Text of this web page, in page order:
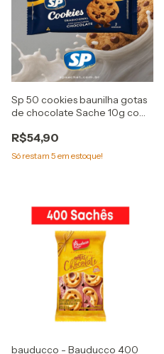
Sp 50 cookies baunilha gotas
de chocolate Sache 10g com
R$54,90
Só restam 5 em estoque!
bauducco - Bauducco 400